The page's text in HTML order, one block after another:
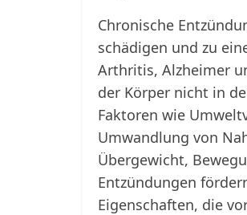
Chronische
schädigen und zu
Arthritis, Alzheimer
der Körper nicht in
Faktoren wie
Umwandlung von
Übergewicht,
Entzündungen
Eigenschaften, die